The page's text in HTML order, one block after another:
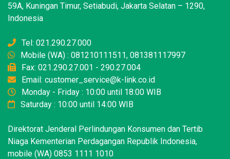
59A, Kuningan Timur, Setiabudi, Jakarta Selatan – 1290,
Indonesia
Tel: 021.290.27.000
Mobile (WA) : 081210111511, 081381117997
Fax: 021.290.27.001 - 290.27.004
Email: customer_service@k-link.co.id
Monday - Friday : 10:00 until 18:00 WIB
Saturday : 10:00 until 14:00 WIB
Direktorat Jenderal Perlindungan Konsumen dan Tertib
Niaga Kementerian Perdagangan Republik Indonesia,
mobile (WA) 0853 1111 1010